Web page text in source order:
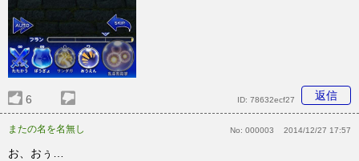
6 返信
ID: 78632ecf27
またの名を名無し No: 000003 2014/12/27 17:57
お、おぅ…